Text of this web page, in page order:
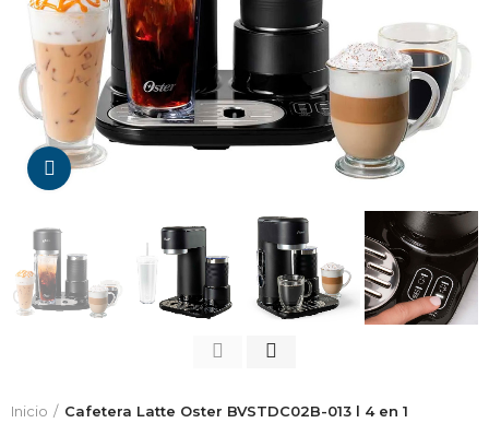
Da click para agrandar
Inicio Cafetera Latte Oster BVSTDC02B-013 l 4 en 1